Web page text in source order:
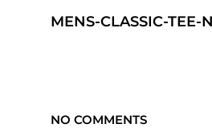
MENS-CLASSIC-TEE-
NO COMMENTS